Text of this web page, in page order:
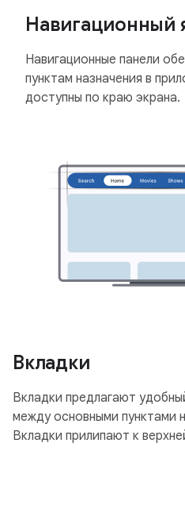
Навигационный
Навигационные панели
пунктам назначения в
доступны по краю экрана.
Вкладки
Вкладки предлагают
между основными пунктами
Вкладки прилипают к